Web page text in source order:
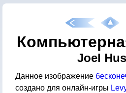
Joel
Данное изображение
создано для онлайн-игры